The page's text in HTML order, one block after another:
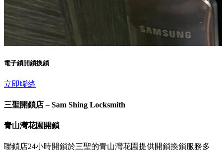
電子鎖開鎖換鎖
立即聯絡
三聖開鎖店 – Sam Shing Locksmith
青山灣花園開鎖
聯鎖店24小時開鎖於三聖的青山灣花園提供開鎖換鎖服務多